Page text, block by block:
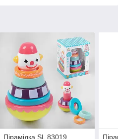
Пірамідка SL 83019